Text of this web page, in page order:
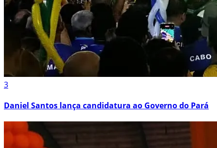
3
Daniel Santos lança candidatura ao Governo do Pará